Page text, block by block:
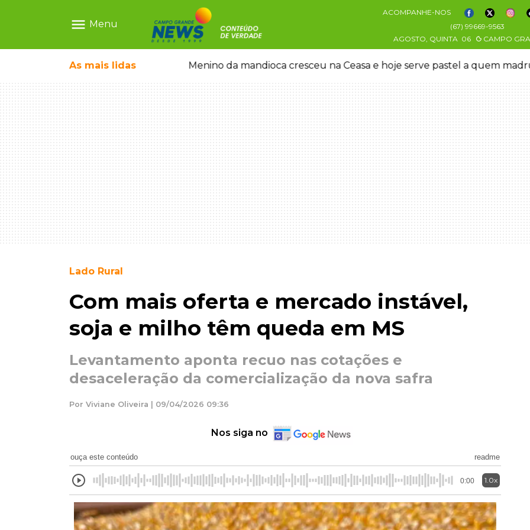
menu Menu
ACOMPANHE-NOS
(67) 99669-9563
AGOSTO, QUINTA 06 CAMPO
As mais lidas
não reconhece o filho queimado Menino da mandioca cresceu na Ceasa e hoje serve pastel a quem
Lado Rural
Com mais oferta e mercado instável,
soja e milho têm queda em MS
Levantamento aponta recuo nas cotações e
desaceleração da comercialização da nova safra
Por Viviane Oliveira | 09/04/2026 09:36
Nos siga no
ouça este conteúdo readme
0:00 1.0x